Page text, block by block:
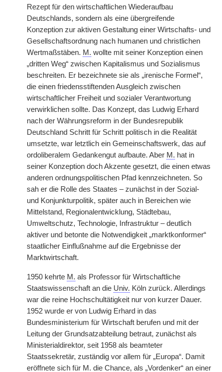
Rezept für den wirtschaftlichen Wiederaufbau
Deutschlands, sondern als eine übergreifende
Konzeption zur aktiven Gestaltung einer Wirtschafts- und
Gesellschaftsordnung nach humanen und christlichen
Wertmaßstäben. M. wollte mit seiner Konzeption einen
„dritten Weg“ zwischen Kapitalismus und Sozialismus
beschreiten. Er bezeichnete sie als „irenische Formel“,
die einen friedensstiftenden Ausgleich zwischen
wirtschaftlicher Freiheit und sozialer Verantwortung
verwirklichen sollte. Das Konzept, das Ludwig Erhard
nach der Währungsreform in der Bundesrepublik
Deutschland Schritt für Schritt politisch in die Realität
umsetzte, war letztlich ein Gemeinschaftswerk, das auf
ordoliberalem Gedankengut aufbaute. Aber M. hat in
seiner Konzeption doch Akzente gesetzt, die einen etwas
anderen ordnungspolitischen Pfad kennzeichneten. So
sah er die Rolle des Staates – zunächst in der Sozial-
und Konjunkturpolitik, später auch in Bereichen wie
Mittelstand, Regionalentwicklung, Städtebau,
Umweltschutz, Technologie, Infrastruktur – deutlich
aktiver und betonte die Notwendigkeit „marktkonformer“
staatlicher Einflußnahme auf die Ergebnisse der
Marktwirtschaft.
1950 kehrte M. als Professor für Wirtschaftliche
Staatswissenschaft an die Univ. Köln zurück. Allerdings
war die reine Hochschultätigkeit nur von kurzer Dauer.
1952 wurde er von Ludwig Erhard in das
Bundesministerium für Wirtschaft berufen und mit der
Leitung der Grundsatzabteilung betraut, zunächst als
Ministerialdirektor, seit 1958 als beamteter
Staatssekretär, zuständig vor allem für „Europa“. Damit
eröffnete sich für M. die Chance, als „Vordenker“ an einer